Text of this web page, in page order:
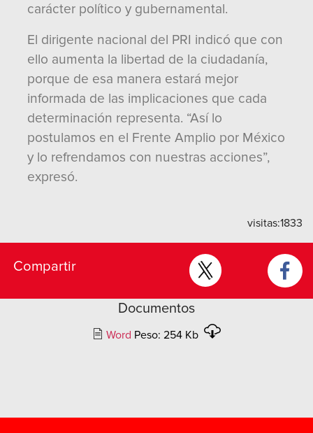
carácter político y gubernamental.
El dirigente nacional del PRI indicó que con
ello aumenta la libertad de la ciudadanía,
porque de esa manera estará mejor
informada de las implicaciones que cada
determinación representa. “Así lo
postulamos en el Frente Amplio por México
y lo refrendamos con nuestras acciones”,
expresó.
visitas:1833
Compartir
Documentos
Word Peso: 254 Kb